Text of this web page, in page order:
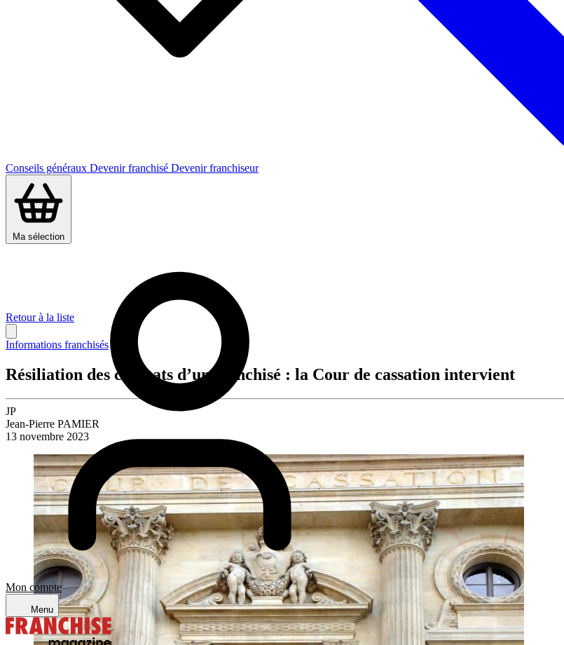
Conseils généraux Devenir franchisé Devenir franchiseur
Ma sélection
Mon compte
Menu
Retour à la liste
Informations franchisés
Résiliation des contrats d’un franchisé : la Cour de cassation intervient
JP
Jean-Pierre PAMIER
13 novembre 2023